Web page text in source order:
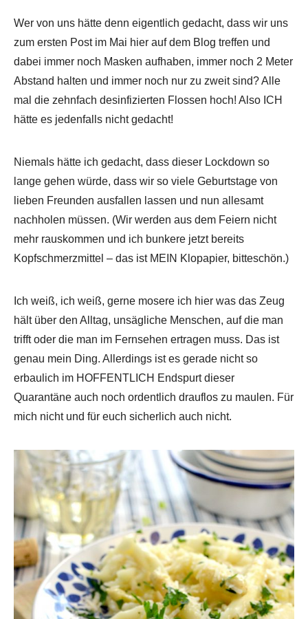
Wer von uns hätte denn eigentlich gedacht, dass wir uns
zum ersten Post im Mai hier auf dem Blog treffen und
dabei immer noch Masken aufhaben, immer noch 2 Meter
Abstand halten und immer noch nur zu zweit sind? Alle
mal die zehnfach desinfizierten Flossen hoch! Also ICH
hätte es jedenfalls nicht gedacht!
Niemals hätte ich gedacht, dass dieser Lockdown so
lange gehen würde, dass wir so viele Geburtstage von
lieben Freunden ausfallen lassen und nun allesamt
nachholen müssen. (Wir werden aus dem Feiern nicht
mehr rauskommen und ich bunkere jetzt bereits
Kopfschmerzmittel – das ist MEIN Klopapier, bitteschön.)
Ich weiß, ich weiß, gerne mosere ich hier was das Zeug
hält über den Alltag, unsägliche Menschen, auf die man
trifft oder die man im Fernsehen ertragen muss. Das ist
genau mein Ding. Allerdings ist es gerade nicht so
erbaulich im HOFFENTLICH Endspurt dieser
Quarantäne auch noch ordentlich drauflos zu maulen. Für
mich nicht und für euch sicherlich auch nicht.